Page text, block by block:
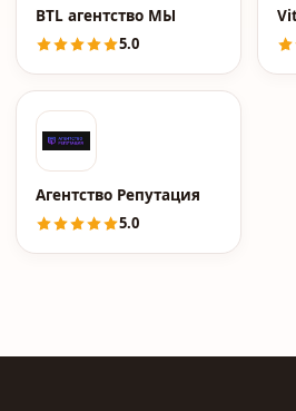
BTL агентство МЫ
5.0
Агентство Репутация
5.0